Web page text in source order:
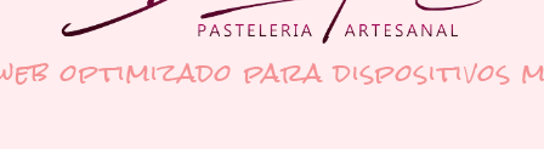
optimizado para dispositivos